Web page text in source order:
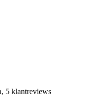
5 klantreviews